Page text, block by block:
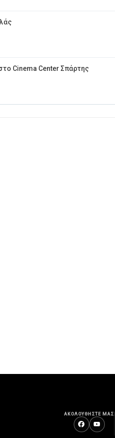
Cinema Center Σπάρτης
ΑΚΟΛΟΥΘΗΣΤΕ ΜΑΣ